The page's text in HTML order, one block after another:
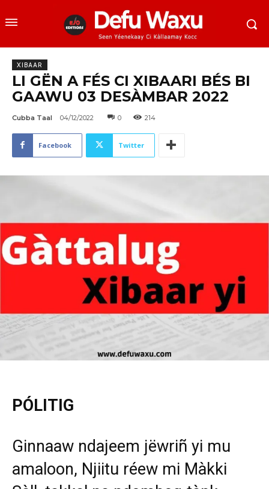
XIBAAR
LI GËN A FÉS CI XIBAARI BÉS BI
GAAWU 03 DESÀMBAR 2022
Cubba Taal 04/12/2022 0 214
Facebook Twitter
PÓLITIG
Ginnaaw ndajeem jëwriñ yi mu
amaloon, Njiitu réew mi Màkki